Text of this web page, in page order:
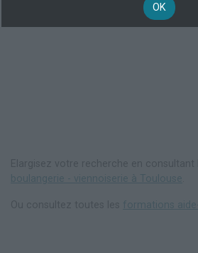
boulangerie - viennoiserie à Toulouse
formations
OK